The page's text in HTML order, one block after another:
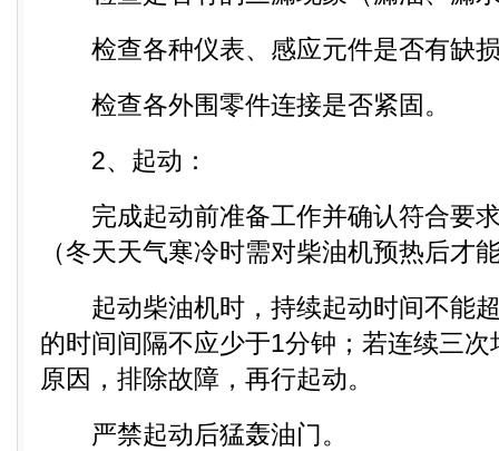
检查各种仪表、感应元件是否有缺
检查各外围零件连接是否紧固。
2、起动：
完成起动前准备工作并确认符合要求
（冬天天气寒冷时需对柴油机预热后才
起动柴油机时，持续起动时间不能
的时间间隔不应少于1分钟；若连续三
原因，排除故障，再行起动。
严禁起动后猛轰油门。